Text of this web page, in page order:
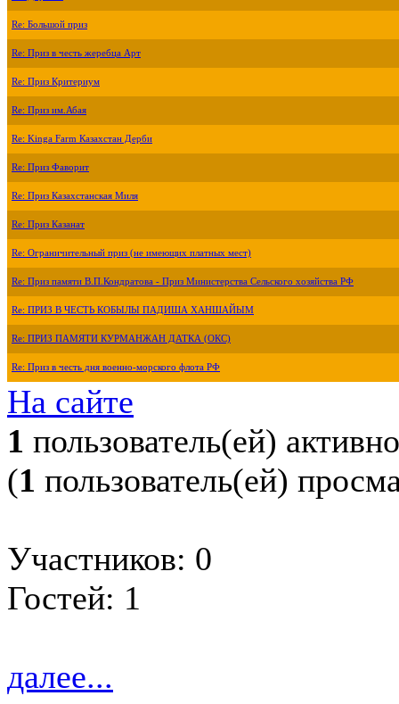
Re: Большой приз
Re: Приз в честь жеребца Арт
Re: Приз Критериум
Re: Приз им.Абая
Re: Kinga Farm Казахстан Дерби
Re: Приз Фаворит
Re: Приз Казахстанская Миля
Re: Приз Казанат
Re: Ограничительный приз (не имеющих платных мест)
Re: Приз памяти В.П.Кондратова - Приз Министерства Сельского хозяйства РФ
Re: ПРИЗ В ЧЕСТЬ КОБЫЛЫ ПАДИША ХАНШАЙЫМ
Re: ПРИЗ ПАМЯТИ КУРМАНЖАН ДАТКА (ОКС)
Re: Приз в честь дня военно-морского флота РФ
На сайте
1 пользователь(ей) активно
(1 пользователь(ей)
Участников: 0
Гостей: 1
далее...